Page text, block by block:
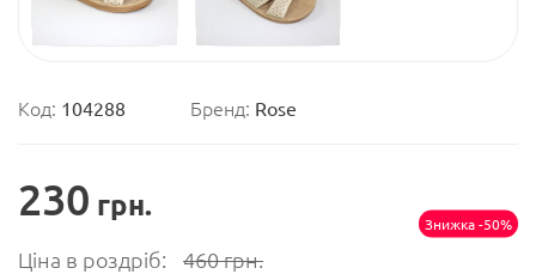
Код: 104288 Бренд: Rose
230 грн.
Ціна в роздріб: 460грн.
Знижка -50%